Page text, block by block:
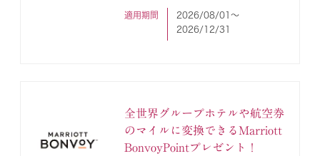
適用期間
2026/08/01〜
2026/12/31
全世界グループホテルや航空券
のマイルに変換できるMarriott
BonvoyPointプレゼント！